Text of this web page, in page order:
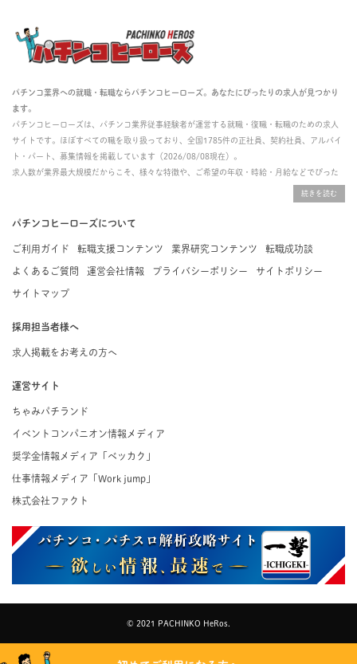
パチンコ業界への就職・転職ならパチンコヒーローズ。あなたにぴったりの求人が見つかり
ます。
パチンコヒーローズは、パチンコ業界従事経験者が運営する就職・復職・転職のための求人
サイトです。ほぼすべての職を取り扱っており、全国1785件の正社員、契約社員、アルバイ
ト・パート、募集情報を掲載しています（2026/08/08現在）。
求人数が業界最大規模だからこそ、様々な特徴や、ご希望の年収・時給・月給などでぴった
掲載している求人は、すべて契約法人様から寄せられた正規の求人情報です。応募いただい
た内容はすぐに直接事業所に届くためスムーズに転職・復職できます。
パチンコヒーローズについて
ご利用ガイド 転職支援コンテンツ 業界研究コンテンツ 転職成功談
よくあるご質問 運営会社情報 プライバシーポリシー サイトポリシー
サイトマップ
採用担当者様へ
求人掲載をお考えの方へ
運営サイト
ちゃみパチランド
イベントコンパニオン情報メディア
奨学金情報メディア「ベッカク」
仕事情報メディア「Work jump」
株式会社ファクト
© 2021 PACHINKO HeRos.